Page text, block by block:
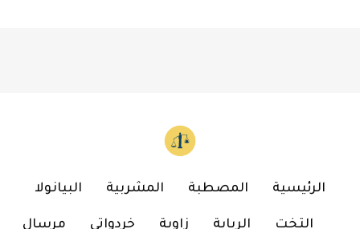
الرئيسية المصطبة المشربية البيانولا
التخت الربابة زاوية خردواتي مرسال